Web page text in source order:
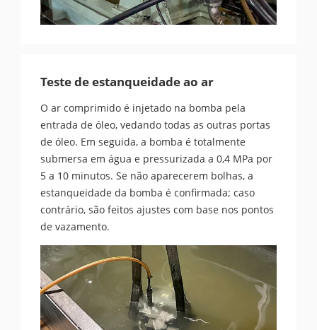
Teste de estanqueidade ao ar
O ar comprimido é injetado na bomba pela
entrada de óleo, vedando todas as outras portas
de óleo. Em seguida, a bomba é totalmente
submersa em água e pressurizada a 0,4 MPa por
5 a 10 minutos. Se não aparecerem bolhas, a
estanqueidade da bomba é confirmada; caso
contrário, são feitos ajustes com base nos pontos
de vazamento.